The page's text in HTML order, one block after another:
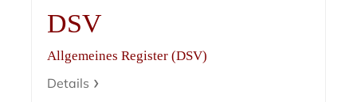
DSV
Allgemeines Register (DSV)
Details